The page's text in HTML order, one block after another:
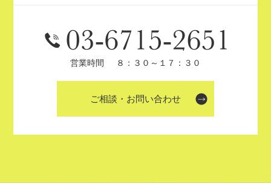
営業時間 ８：３０～１７：３０
ご相談・お問い合わせ